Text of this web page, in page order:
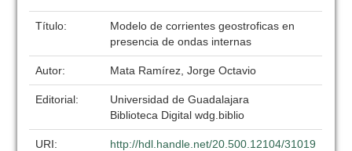
Título:
Modelo de corrientes geostroficas en
presencia de ondas internas
Autor: Mata Ramírez, Jorge Octavio
Editorial:
Universidad de Guadalajara
Biblioteca Digital wdg.biblio
URI:
http://hdl.handle.net/20.500.12104/31019